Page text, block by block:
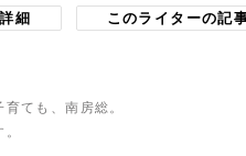
細 このライターの記
ても、南房総。